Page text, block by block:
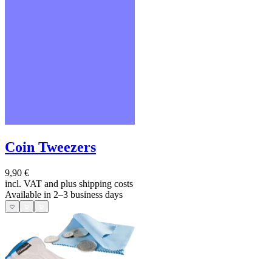
Coin Tweezers
9,90 €
incl. VAT and plus shipping costs
Available in 2–3 business days